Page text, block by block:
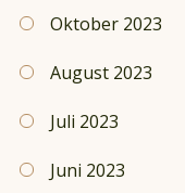
Oktober 2023
August 2023
Juli 2023
Juni 2023